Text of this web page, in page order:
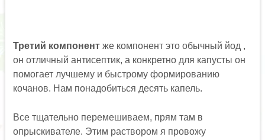
Третий компонентже компонент это обычный йод ,
он отличный антисептик, а конкретно для капусты он
помогает лучшему и быстрому формированию
кочанов. Нам понадобиться десять капель.
Все тщательно перемешиваем, прям там в
опрыскивателе. Этим раствором я провожу